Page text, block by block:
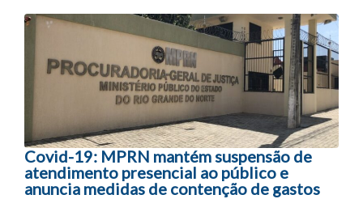
Navegação entre posts
Covid-19: MPRN mantém suspensão de
atendimento presencial ao público e
anuncia medidas de contenção de gastos